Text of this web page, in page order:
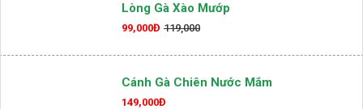
Lòng Gà Xào Mướp
99,000Đ 119,000
Cánh Gà Chiên Nước Mắm
149,000Đ